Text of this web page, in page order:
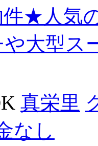
★人気
や大型ス
真栄里
なし